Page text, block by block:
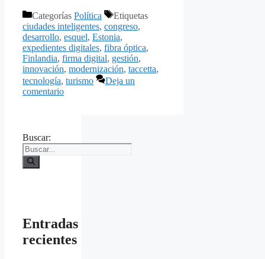
Categorías Política
Etiquetas
ciudades inteligentes, congreso,
desarrollo, esquel, Estonia,
expedientes digitales, fibra óptica,
Finlandia, firma digital, gestión,
innovación, modernización, taccetta,
tecnología, turismo
Deja un
comentario
Buscar:
Entradas
recientes